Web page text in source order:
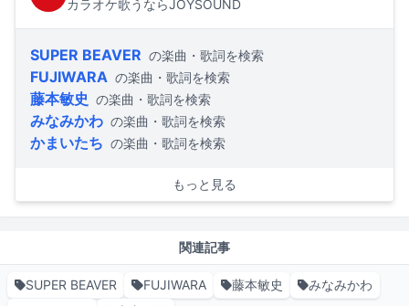
カラオケ歌うならJOYSOUND
SUPER BEAVER の楽曲・歌詞を検索
FUJIWARA の楽曲・歌詞を検索
藤本敏史 の楽曲・歌詞を検索
みなみかわ の楽曲・歌詞を検索
かまいたち の楽曲・歌詞を検索
もっと見る
関連記事
SUPER BEAVER FUJIWARA 藤本敏史
みなみかわ